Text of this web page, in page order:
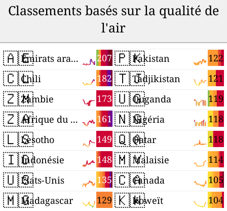
Classements basés sur la qualité de
l'air
🇦🇪 207
Émirats arabes unis
🇨🇱 182
Chili
🇿🇲 173
Zambie
🇿🇦 161
Afrique du Sud
🇱🇸 149
Lesotho
🇮🇩 148
Indonésie
🇺🇸 135
États-Unis
🇲🇬 129
Madagascar
🇵🇰 122
Pakistan
🇹🇯 121
Tadjikistan
🇺🇬 119
Ouganda
🇳🇬 118
Nigéria
🇶🇦 118
Qatar
🇲🇾 114
Malaisie
🇨🇦 105
Canada
🇰🇼 104
Koweït